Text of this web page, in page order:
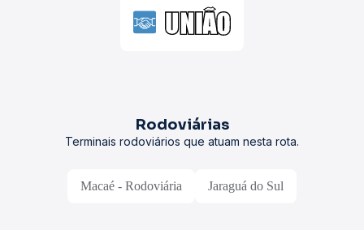
Rodoviárias
Terminais rodoviários que atuam nesta rota.
Macaé - Rodoviária Jaraguá do Sul